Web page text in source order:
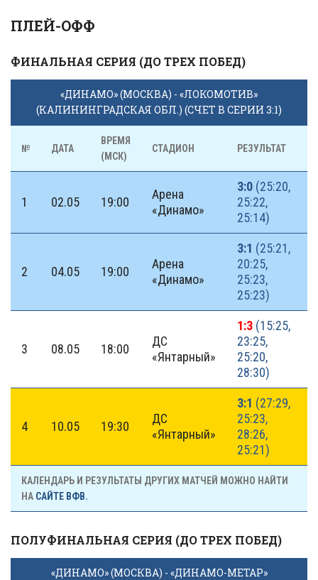
ПЛЕЙ-ОФФ
ФИНАЛЬНАЯ СЕРИЯ (ДО ТРЕХ ПОБЕД)
«ДИНАМО» (МОСКВА) - «ЛОКОМОТИВ»
(КАЛИНИНГРАДСКАЯ ОБЛ.) (СЧЕТ В СЕРИИ 3:1)
№ ДАТА
ВРЕМЯ
(МСК)
СТАДИОН РЕЗУЛЬТАТ
1 02.05 19:00
Арена
«Динамо»
3:0 (25:20,
25:22,
25:14)
2 04.05 19:00
Арена
«Динамо»
3:1 (25:21,
20:25,
25:23,
25:23)
3 08.05 18:00
ДС
«Янтарный»
1:3 (15:25,
23:25,
25:20,
28:30)
4 10.05 19:30
ДС
«Янтарный»
3:1 (27:29,
25:23,
28:26,
25:21)
КАЛЕНДАРЬ И РЕЗУЛЬТАТЫ ДРУГИХ МАТЧЕЙ МОЖНО НАЙТИ
НА САЙТЕ ВФВ.
ПОЛУФИНАЛЬНАЯ СЕРИЯ (ДО ТРЕХ ПОБЕД)
«ДИНАМО» (МОСКВА) - «ДИНАМО-МЕТАР»